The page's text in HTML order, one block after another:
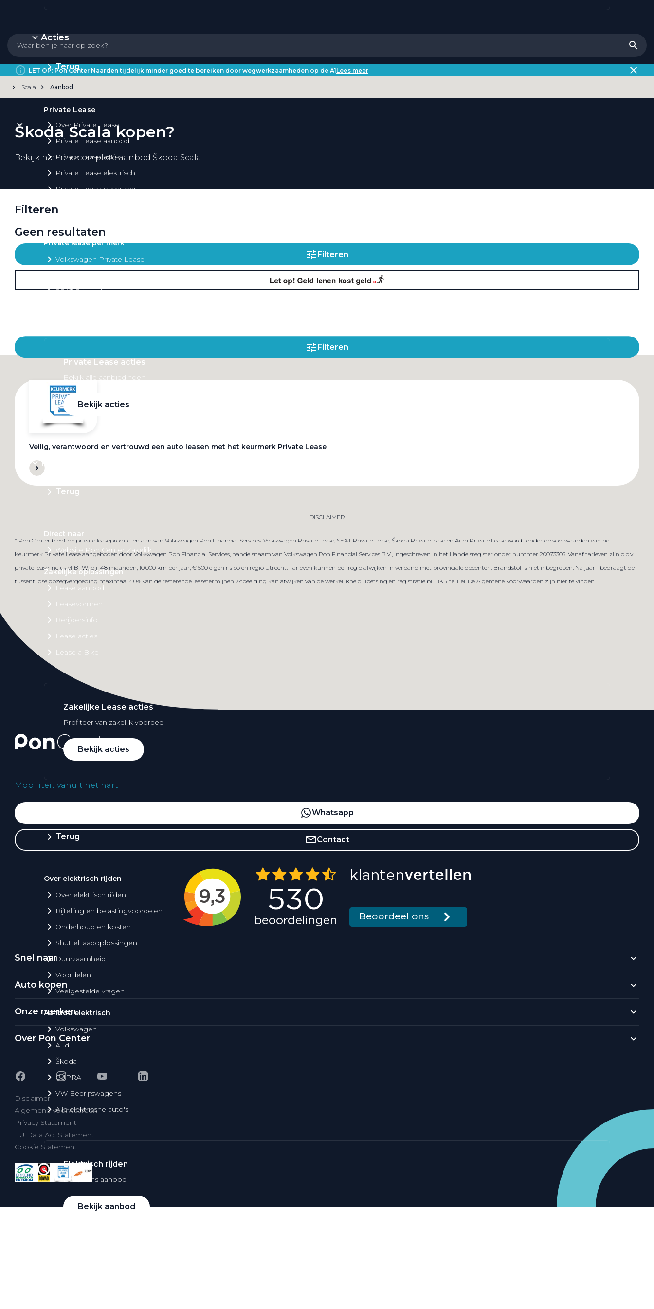
Acties
Terug
Private Lease
Over Private Lease
Private Lease aanbod
Private Lease acties
Private Lease elektrisch
Private Lease occasions
Private lease per merk
Volkswagen Private Lease
SEAT Private Lease
Private Lease acties
Bekijk alle aanbiedingen
Bekijk acties
Private Lease
Terug
Direct naar
Website Pon Center Zakelijk
Zakelijke oplossingen
Lease aanbod
Leasevormen
Berijdersinfo
Lease acties
Lease a Bike
Zakelijke Lease acties
Profiteer van zakelijk voordeel
Bekijk acties
Terug
Over elektrisch rijden
Over elektrisch rijden
Bijtelling en belastingvoordelen
Onderhoud en kosten
Shuttel laadoplossingen
Duurzaamheid
Voordelen
Veelgestelde vragen
Aanbod elektrisch
Volkswagen
Audi
Škoda
CUPRA
VW Bedrijfswagens
Alle elektrische auto's
Elektrisch rijden
Bekijk ons aanbod
Bekijk aanbod
LET OP: Pon Center Naarden tijdelijk minder goed te bereiken door wegwerkzaamheden op de A1Lees meer
Scala Aanbod
Škoda Scala kopen?
Bekijk hier ons complete aanbod Škoda Scala.
Filteren
Geen resultaten
Filteren
Filteren
Veilig, verantwoord en vertrouwd een auto leasen met het keurmerk Private Lease
DISCLAIMER
* Pon Center biedt de private leaseproducten aan van Volkswagen Pon Financial Services. Volkswagen Private Lease, SEAT Private Lease, Škoda Private lease en Audi Private Lease wordt onder de voorwaarden van het
Keurmerk Private Lease aangeboden door Volkswagen Pon Financial Services, handelsnaam van Volkswagen Pon Financial Services B.V., ingeschreven in het Handelsregister onder nummer 20073305. Vanaf tarieven zijn o.b.v.
private lease inclusief BTW, bij 48 maanden, 10.000 km per jaar, € 500 eigen risico en regio Utrecht. Tarieven kunnen per regio afwijken in verband met provinciale opcenten. Brandstof is niet inbegrepen. Na jaar 1 bedraagt de
tussentijdse opzegvergoeding maximaal 40% van de resterende leasetermijnen. Afbeelding kan afwijken van de werkelijkheid. Toetsing en registratie bij BKR te Tiel. De Algemene Voorwaarden zijn hier te vinden.
Mobiliteit vanuit het hart
Whatsapp
Contact
Snel naar
Auto kopen
Onze merken
Over Pon Center
Disclaimer
Algemene voorwaarden
Privacy Statement
EU Data Act Statement
Cookie Statement